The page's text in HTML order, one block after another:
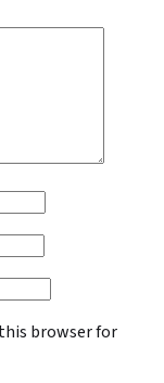
browser for